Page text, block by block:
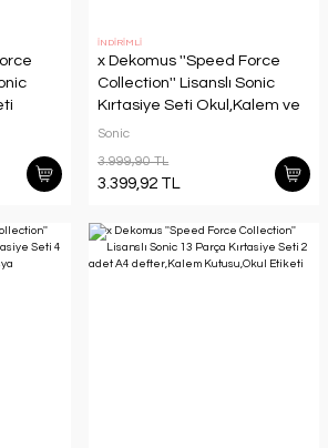
İNDİRİMLİ
x Dekomus ''Speed Force
Collection'' Lisanslı Sonic
Kırtasiye Seti Okul,Kalem ve
Beslenme
Sonic
3.999,90 TL
3.399,92 TL